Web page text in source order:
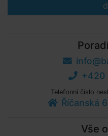
+420
Telefonní číslo
Říčanská
Vše